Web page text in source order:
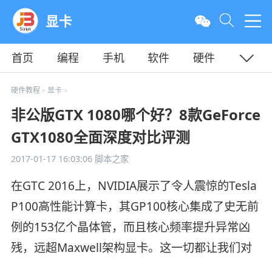
显卡
首页 编程 手机 软件
硬件
教程
平面
硬件教程 > 显卡>
非公版GTX 1080哪个好？8款GeForce
GTX1080全面深度对比评测
2017-01-17 16:03:06脚本之家
在GTC 2016上，NVIDIA展示了令人震惊的Tesla
P100高性能计算卡，其GP100核心集成了史无前
例的153亿个晶体管，而且核心频率提升异常凶
残，远超Maxwell架构显卡。这一切都让我们对